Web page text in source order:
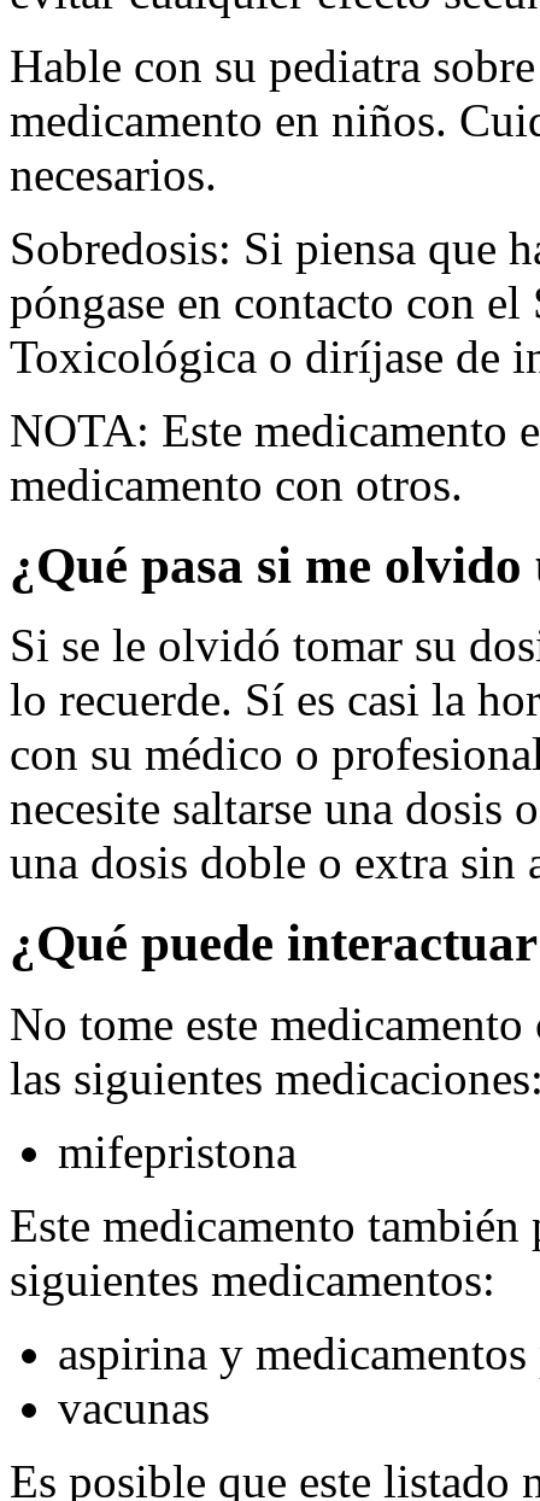
Hable con su pediatra
medicamento en niños.
necesarios.
Sobredosis: Si piensa que
póngase en contacto con
Toxicológica o diríjase de
NOTA: Este medicamento
medicamento con otros.
¿Qué pasa si me olvido
Si se le olvidó tomar su
lo recuerde. Sí es casi la
con su médico o
necesite saltarse una dosis
una dosis doble o extra sin
¿Qué puede
No tome este
las siguientes
mifepristona
Este medicamento
siguientes medicamentos:
aspirina y
vacunas
Es posible que este listado